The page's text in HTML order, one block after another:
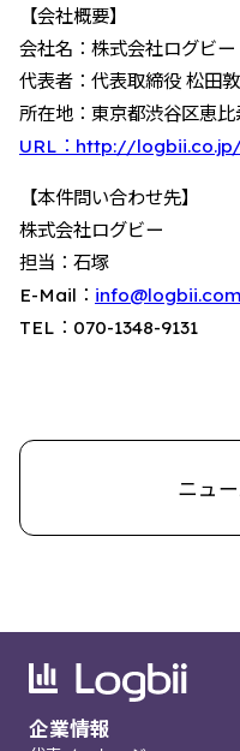
【会社概要】
会社名：株式会社ログビー
代表者：代表取締役 松田
所在地：東京都渋谷区恵
URL：http://logbii.co.jp/
【本件問い合わせ先】
株式会社ログビー
担当：石塚
E-Mail： info@logbii.com
TEL：070-1348-9131
ニュ
企業情報